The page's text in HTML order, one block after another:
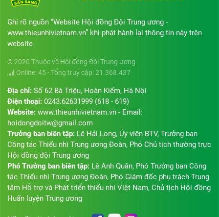
Ghi rõ nguồn “Website Hội đồng Đội Trung ương -
www.thieunhivietnam.vn” khi phát hành lại thông tin này trên
website
© 2020 Thuộc về Hội đồng Đội Trung ương
Online: 45 - Tổng truy cập: 21.368.437
Địa chỉ: Số 62 Bà Triệu, Hoàn Kiếm, Hà Nội
Điện thoại: 0243.62631999 (618 - 619)
Website: www.thieunhivietnam.vn - Email:
hoidongdoitw@gmail.com
Trưởng ban biên tập: Lê Hải Long, Ủy viên BTV, Trưởng ban
Công tác Thiếu nhi Trung ương Đoàn, Phó Chủ tịch thường trực
Hội đồng đội Trung ương
Phó Trưởng ban biên tập: Lê Anh Quân, Phó Trưởng ban Công
tác Thiếu nhi Trung ương Đoàn, Phó Giám đốc phụ trách Trung
tâm Hỗ trợ và Phát triển thiếu nhi Việt Nam, Chủ tịch Hội đồng
Huấn luyện Trung ương